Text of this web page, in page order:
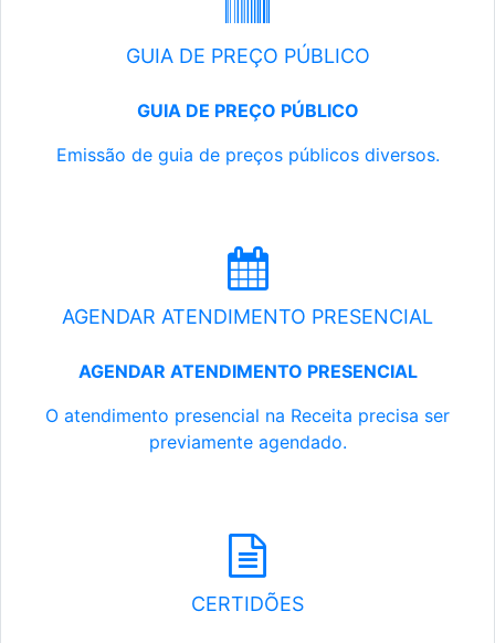
GUIA DE PREÇO PÚBLICO
GUIA DE PREÇO PÚBLICO
Emissão de guia de preços públicos diversos.
AGENDAR ATENDIMENTO PRESENCIAL
AGENDAR ATENDIMENTO PRESENCIAL
O atendimento presencial na Receita precisa ser
previamente agendado.
CERTIDÕES